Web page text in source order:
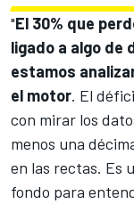
"El 30% que
ligado a algo de
estamos
el motor. El
con mirar los
menos una
en las rectas. Es
fondo para